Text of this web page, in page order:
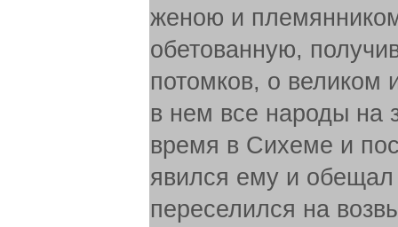
женою и
обетованную,
потомков, о великом
в нем все народы на
время в Сихеме и
явился ему и обещал
переселился на